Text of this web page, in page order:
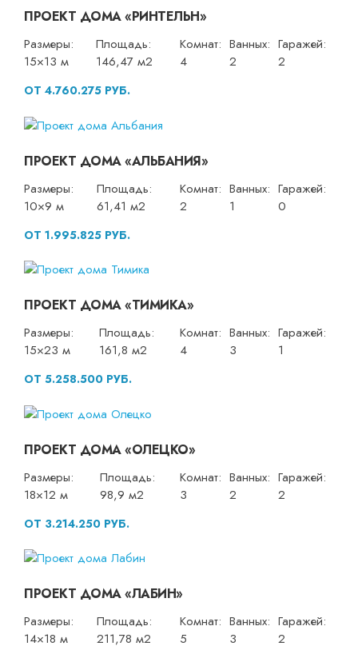
ПРОЕКТ ДОМА «РИНТЕЛЬН»
Размеры:
15×13 м
Площадь:
146,47 м2
Комнат:
4
Ванных:
2
Гаражей:
2
ОТ 4.760.275 РУБ.
ПРОЕКТ ДОМА «АЛЬБАНИЯ»
Размеры:
10×9 м
Площадь:
61,41 м2
Комнат:
2
Ванных:
1
Гаражей:
0
ОТ 1.995.825 РУБ.
ПРОЕКТ ДОМА «ТИМИКА»
Размеры:
15×23 м
Площадь:
161,8 м2
Комнат:
4
Ванных:
3
Гаражей:
1
ОТ 5.258.500 РУБ.
ПРОЕКТ ДОМА «ОЛЕЦКО»
Размеры:
18×12 м
Площадь:
98,9 м2
Комнат:
3
Ванных:
2
Гаражей:
2
ОТ 3.214.250 РУБ.
ПРОЕКТ ДОМА «ЛАБИН»
Размеры:
14×18 м
Площадь:
211,78 м2
Комнат:
5
Ванных:
3
Гаражей:
2